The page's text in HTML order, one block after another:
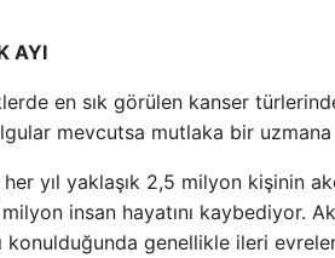
AYI
en sık görülen kanser
mevcutsa mutlaka bir
yıl yaklaşık 2,5 milyon kişinin
insan hayatını kaybediyor.
genellikle ileri